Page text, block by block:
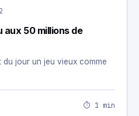
aux 50 millions de
jour un jeu vieux comme
⏱ 1 min